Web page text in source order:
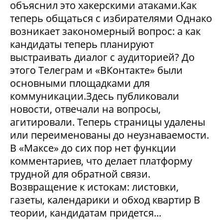
объяснил это хакерскими атаками.Как
теперь общаться с избирателями Однако
возникает закономерный вопрос: а как
кандидаты теперь планируют
выстраивать диалог с аудиторией? До
этого Телеграм и «ВКонтакте» были
основными площадками для
коммуникации.Здесь публиковали
новости, отвечали на вопросы,
агитировали. Теперь страницы удалены
или переименованы до неузнаваемости.
В «Максе» до сих пор нет функции
комментариев, что делает платформу
трудной для обратной связи.
Возвращение к истокам: листовки,
газеты, календарики и обход квартир В
теории, кандидатам придется...